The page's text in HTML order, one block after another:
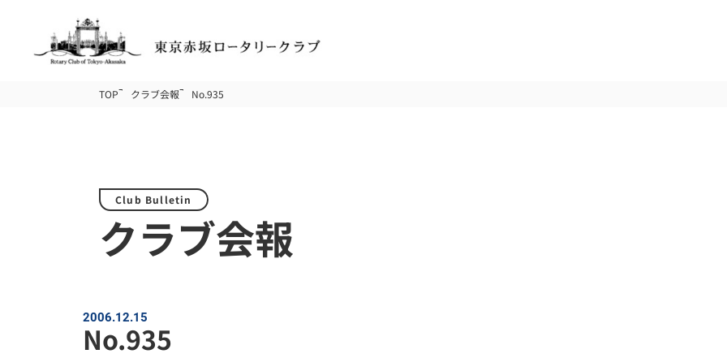
TOP クラブ会報 No.935
Club Bulletin
クラブ会報
2006.12.15
No.935